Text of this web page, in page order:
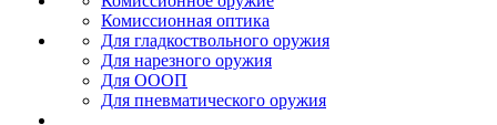
Комиссионная оптика
Для гладкоствольного оружия
Для нарезного оружия
Для ОООП
Для пневматического оружия